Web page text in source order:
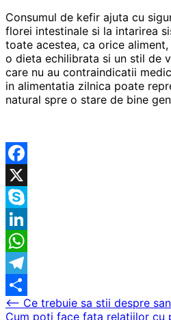
Consumul de kefir ajuta cu
florei intestinale si la intarirea
toate acestea, ca orice
o dieta echilibrata si un stil de
care nu au contraindicatii
in alimentatia zilnica poate
natural spre o stare de bine
Facebook
X
Skype
LinkedIn
WhatsApp
Telegram
Partajează
Navigare
⟵ Ce trebuie sa stii despre
Cum poti face fata relatiilor cu